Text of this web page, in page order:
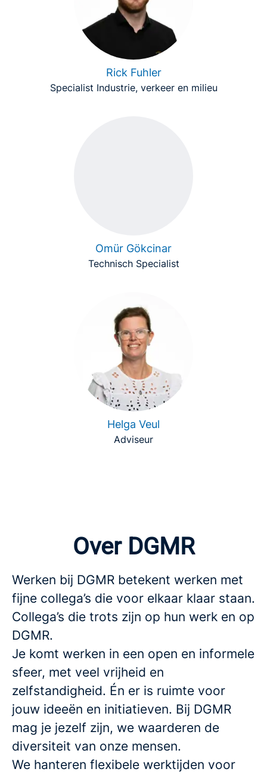
Rick Fuhler
Specialist Industrie, verkeer en milieu
Omür Gökcinar
Technisch Specialist
Helga Veul
Adviseur
Over DGMR
Werken bij DGMR betekent werken met
fijne collega’s die voor elkaar klaar staan.
Collega’s die trots zijn op hun werk en op
DGMR.
Je komt werken in een open en informele
sfeer, met veel vrijheid en
zelfstandigheid. Én er is ruimte voor
jouw ideeën en initiatieven. Bij DGMR
mag je jezelf zijn, we waarderen de
diversiteit van onze mensen.
We hanteren flexibele werktijden voor